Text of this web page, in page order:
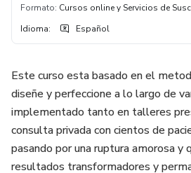
Formato: Cursos online y Servicios de
Idioma: Español
Este curso esta basado en el
diseñe y perfeccione a lo largo de
implementado tanto en talleres
consulta privada con cientos de
pasando por una ruptura amorosa y
resultados transformadores y